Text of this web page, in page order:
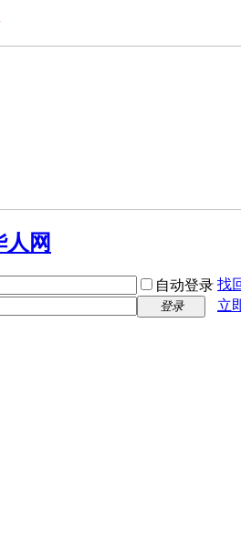
自动登录 找
登录
立